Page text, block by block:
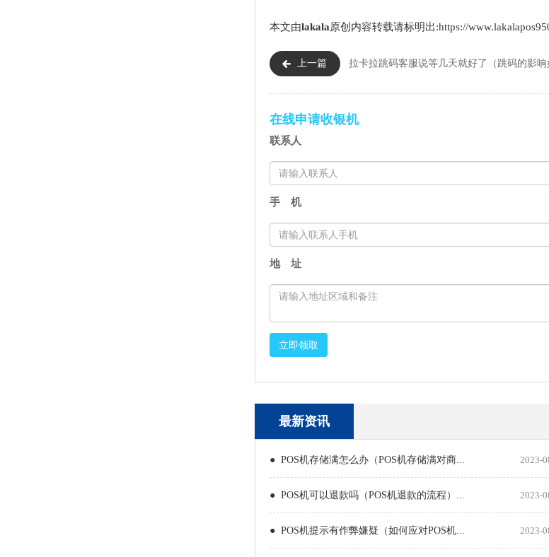
本文由lakala原创内容转载请标明出:https://
上一篇 拉卡拉跳码客服说等几天就好了（跳码的影响
在线申请收银机
联系人
手 机
地 址
立即领取
最新资讯
● POS机存储满怎么办（POS机存储满对商... 2023-
● POS机可以退款吗（POS机退款的流程）... 2023-
● POS机提示有作弊嫌疑（如何应对POS机... 2023-